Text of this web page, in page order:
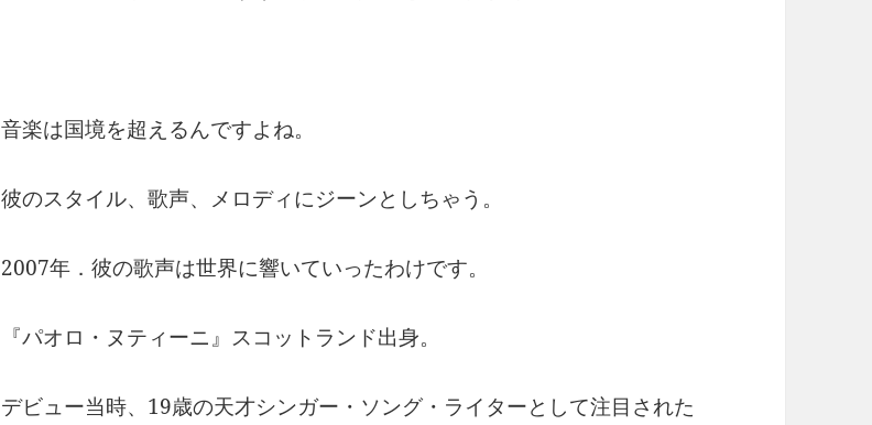
音楽は国境を超えるんですよね。
彼のスタイル、歌声、メロディにジーンとしちゃう。
2007年．彼の歌声は世界に響いていったわけです。
『パオロ・ヌティーニ』スコットランド出身。
デビュー当時、19歳の天才シンガー・ソング・ライターとして注目された